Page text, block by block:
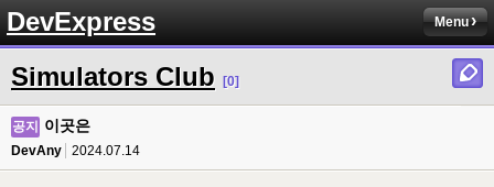
DevExpress Menu
Simulators Club [0]
공지 이곳은
DevAny 2024.07.14